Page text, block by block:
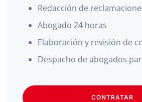
Redacción de
Abogado 24 horas
Elaboración y revisión de
Despacho de abogados
CONTRATAR